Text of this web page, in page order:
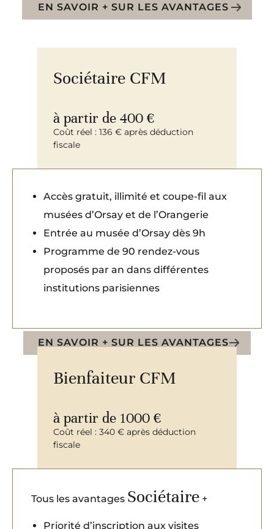
EN SAVOIR + SUR LES AVANTAGES
Sociétaire CFM
à partir de 400 €
Coût réel : 136 € après déduction
fiscale
EN SAVOIR + SUR LES AVANTAGES
Accès gratuit, illimité et coupe-fil aux
musées d’Orsay et de l’Orangerie
Entrée au musée d’Orsay dès 9h
Programme de 90 rendez-vous
proposés par an dans différentes
institutions parisiennes
Bienfaiteur CFM
à partir de 1000 €
Coût réel : 340 € après déduction
fiscale
Tous les avantages Sociétaire +
Priorité d’inscription aux visites